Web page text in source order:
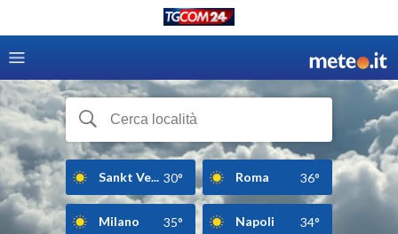
Sankt Ve... 30° Roma 36°
Milano 35° Napoli 34°